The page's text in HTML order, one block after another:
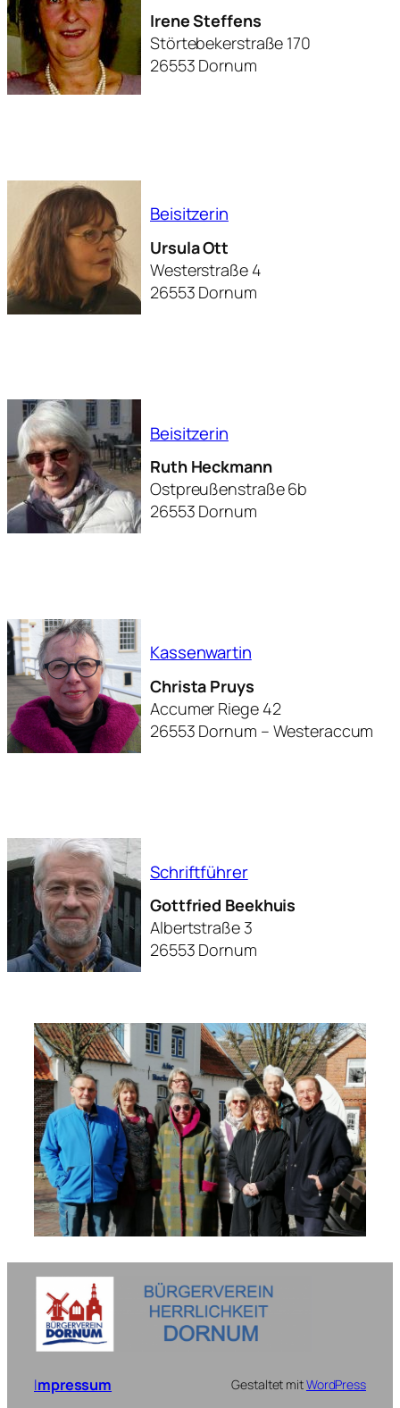
Irene Steffens
Störtebekerstraße 170
26553 Dornum
Beisitzerin
Ursula Ott
Westerstraße 4
26553 Dornum
Beisitzerin
Ruth Heckmann
Ostpreußenstraße 6b
26553 Dornum
Kassenwartin
Christa Pruys
Accumer Riege 42
26553 Dornum – Westeraccum
Schriftführer
Gottfried Beekhuis
Albertstraße 3
26553 Dornum
Impressum Gestaltet mitWordPress